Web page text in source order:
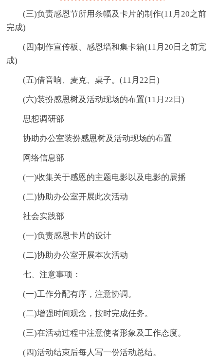
(三)负责感恩节所用条幅及卡片的制作(11月20之前
完成)
(四)制作宣传板、感恩墙和集卡箱(11月20日之前完
成)
(五)借音响、麦克、桌子。(11月22日)
(六)装扮感恩树及活动现场的布置(11月22日)
思想调研部
协助办公室装扮感恩树及活动现场的布置
网络信息部
(一)收集关于感恩的主题电影以及电影的展播
(二)协助办公室开展此次活动
社会实践部
(一)负责感恩卡片的设计
(二)协助办公室开展本次活动
七、注意事项：
(一)工作分配有序，注意协调。
(二)增强时间观念，按时完成任务。
(三)在活动过程中注意使者形象及工作态度。
(四)活动结束后每人写一份活动总结。